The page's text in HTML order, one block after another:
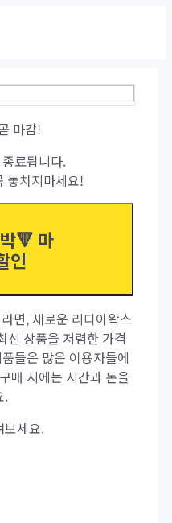
마감!
료됩니다.
놓치지마세요!
🔻 마
인
면, 새로운 리디아왁스
신 상품을 저렴한 가격
들은 많은 이용자들에
매 시에는 시간과 돈을
.
보세요.